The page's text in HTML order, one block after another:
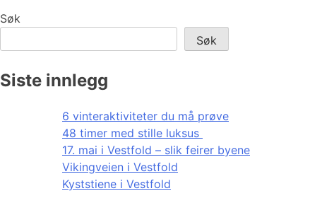
Søk
Søk
Siste innlegg
6 vinteraktiviteter du må prøve
48 timer med stille luksus
17. mai i Vestfold – slik feirer byene
Vikingveien i Vestfold
Kyststiene i Vestfold